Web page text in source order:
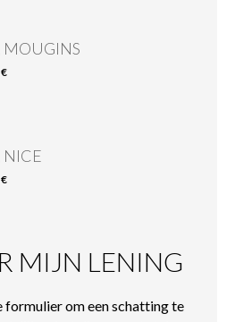
MOUGINS
NICE
MIJN LENING
om een schatting te